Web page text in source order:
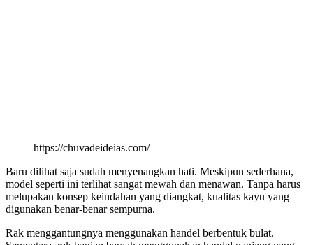
https://chuvadeideias.com/
Baru dilihat saja sudah menyenangkan hati. Meskipun sederhana,
model seperti ini terlihat sangat mewah dan menawan. Tanpa harus
melupakan konsep keindahan yang diangkat, kualitas kayu yang
digunakan benar-benar sempurna.
Rak menggantungnya menggunakan handel berbentuk bulat.